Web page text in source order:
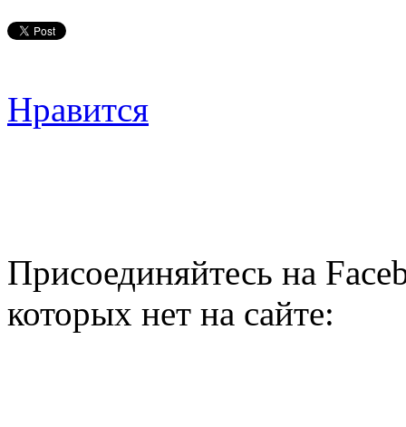
Нравится
Присоединяйтесь на
которых нет на сайте: